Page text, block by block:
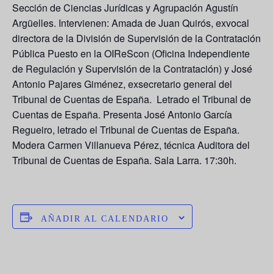
Sección de Ciencias Jurídicas y Agrupación Agustín
Argüelles. Intervienen: Amada de Juan Quirós, exvocal
directora de la División de Supervisión de la Contratación
Pública Puesto en la OIReScon (Oficina Independiente
de Regulación y Supervisión de la Contratación) yJosé
Antonio Pajares Giménez, exsecretario general del
Tribunal de Cuentas de España. Letrado el Tribunal de
Cuentas de España. PresentaJosé Antonio García
Regueiro, letrado el Tribunal de Cuentas de España.
ModeraCarmen Villanueva Pérez, técnica Auditora del
Tribunal de Cuentas de España. Sala Larra. 17:30h.
AÑADIR AL CALENDARIO